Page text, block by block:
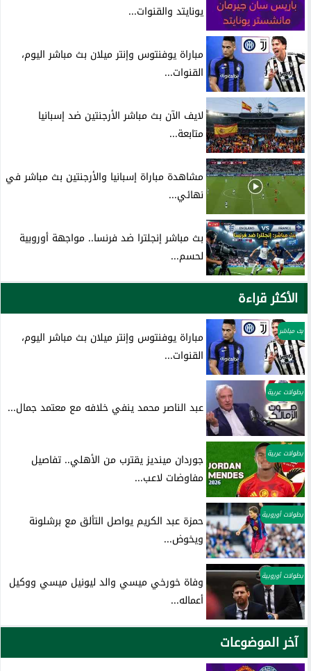
يونايتد والقنوات...
مباراة يوفنتوس وإنتر ميلان بث مباشر اليوم،
القنوات...
لايف الآن بث مباشر الأرجنتين ضد إسبانيا
متابعة...
مشاهدة مباراة إسبانيا والأرجنتين بث مباشر في
نهائي...
بث مباشر إنجلترا ضد فرنسا.. مواجهة أوروبية
لحسم...
الأكثر قراءة
بث مباشر
مباراة يوفنتوس وإنتر ميلان بث مباشر اليوم،
القنوات...
بطولات عربية
عبد الناصر محمد ينفي خلافه مع معتمد جمال...
بطولات عربية
جوردان مينديز يقترب من الأهلي.. تفاصيل
مفاوضات لاعب...
بطولات أوروبية
حمزة عبد الكريم يواصل التألق مع برشلونة
ويخوض...
بطولات أوروبية
وفاة خورخي ميسي والد ليونيل ميسي ووكيل
أعماله...
آخر الموضوعات